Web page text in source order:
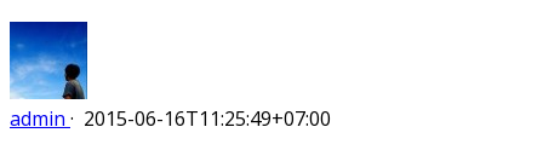
admin · 2015-06-16T11:25:49+07:00